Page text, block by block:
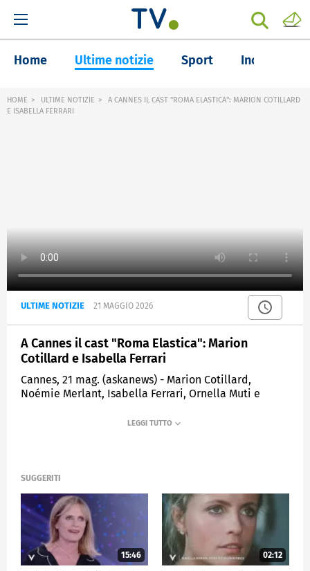
Home Ultime notizie Sport Inchieste
HOME ULTIME NOTIZIE
A CANNES IL CAST "ROMA ELASTICA": MARION COTILLARD
E ISABELLA FERRARI
ULTIME NOTIZIE 21 MAGGIO 2026
A Cannes il cast "Roma Elastica": Marion
Cotillard e Isabella Ferrari
Cannes, 21 mag. (askanews) - Marion Cotillard,
Noémie Merlant, Isabella Ferrari, Ornella Muti e
edizione del Festival di Cannes per il film "Roma
applaudito i membri del cast.
SPETTACOLO
SUGGERITI
15:46 02:12